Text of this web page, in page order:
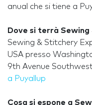
anual che si tiene a
Dove si terrà
Sewing & Stitchery
USA presso
9th Avenue
a Puyallup
Cosa si espone a